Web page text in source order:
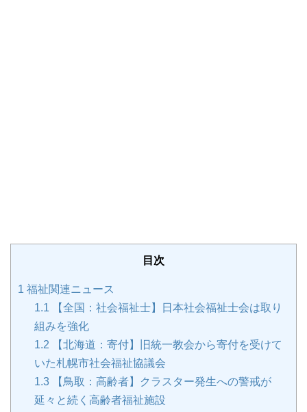
目次
1 福祉関連ニュース
1.1 【全国：社会福祉士】日本社会福祉士会は取り
組みを強化
1.2 【北海道：寄付】旧統一教会から寄付を受けて
いた札幌市社会福祉協議会
1.3 【鳥取：高齢者】クラスター発生への警戒が
延々と続く高齢者福祉施設